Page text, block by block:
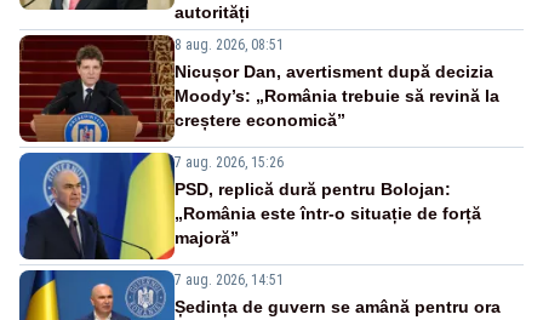
autorități
8 aug. 2026, 08:51
Nicușor Dan, avertisment după decizia
Moody’s: „România trebuie să revină la
creștere economică”
7 aug. 2026, 15:26
PSD, replică dură pentru Bolojan:
„România este într-o situație de forță
majoră”
7 aug. 2026, 14:51
Ședința de guvern se amână pentru ora